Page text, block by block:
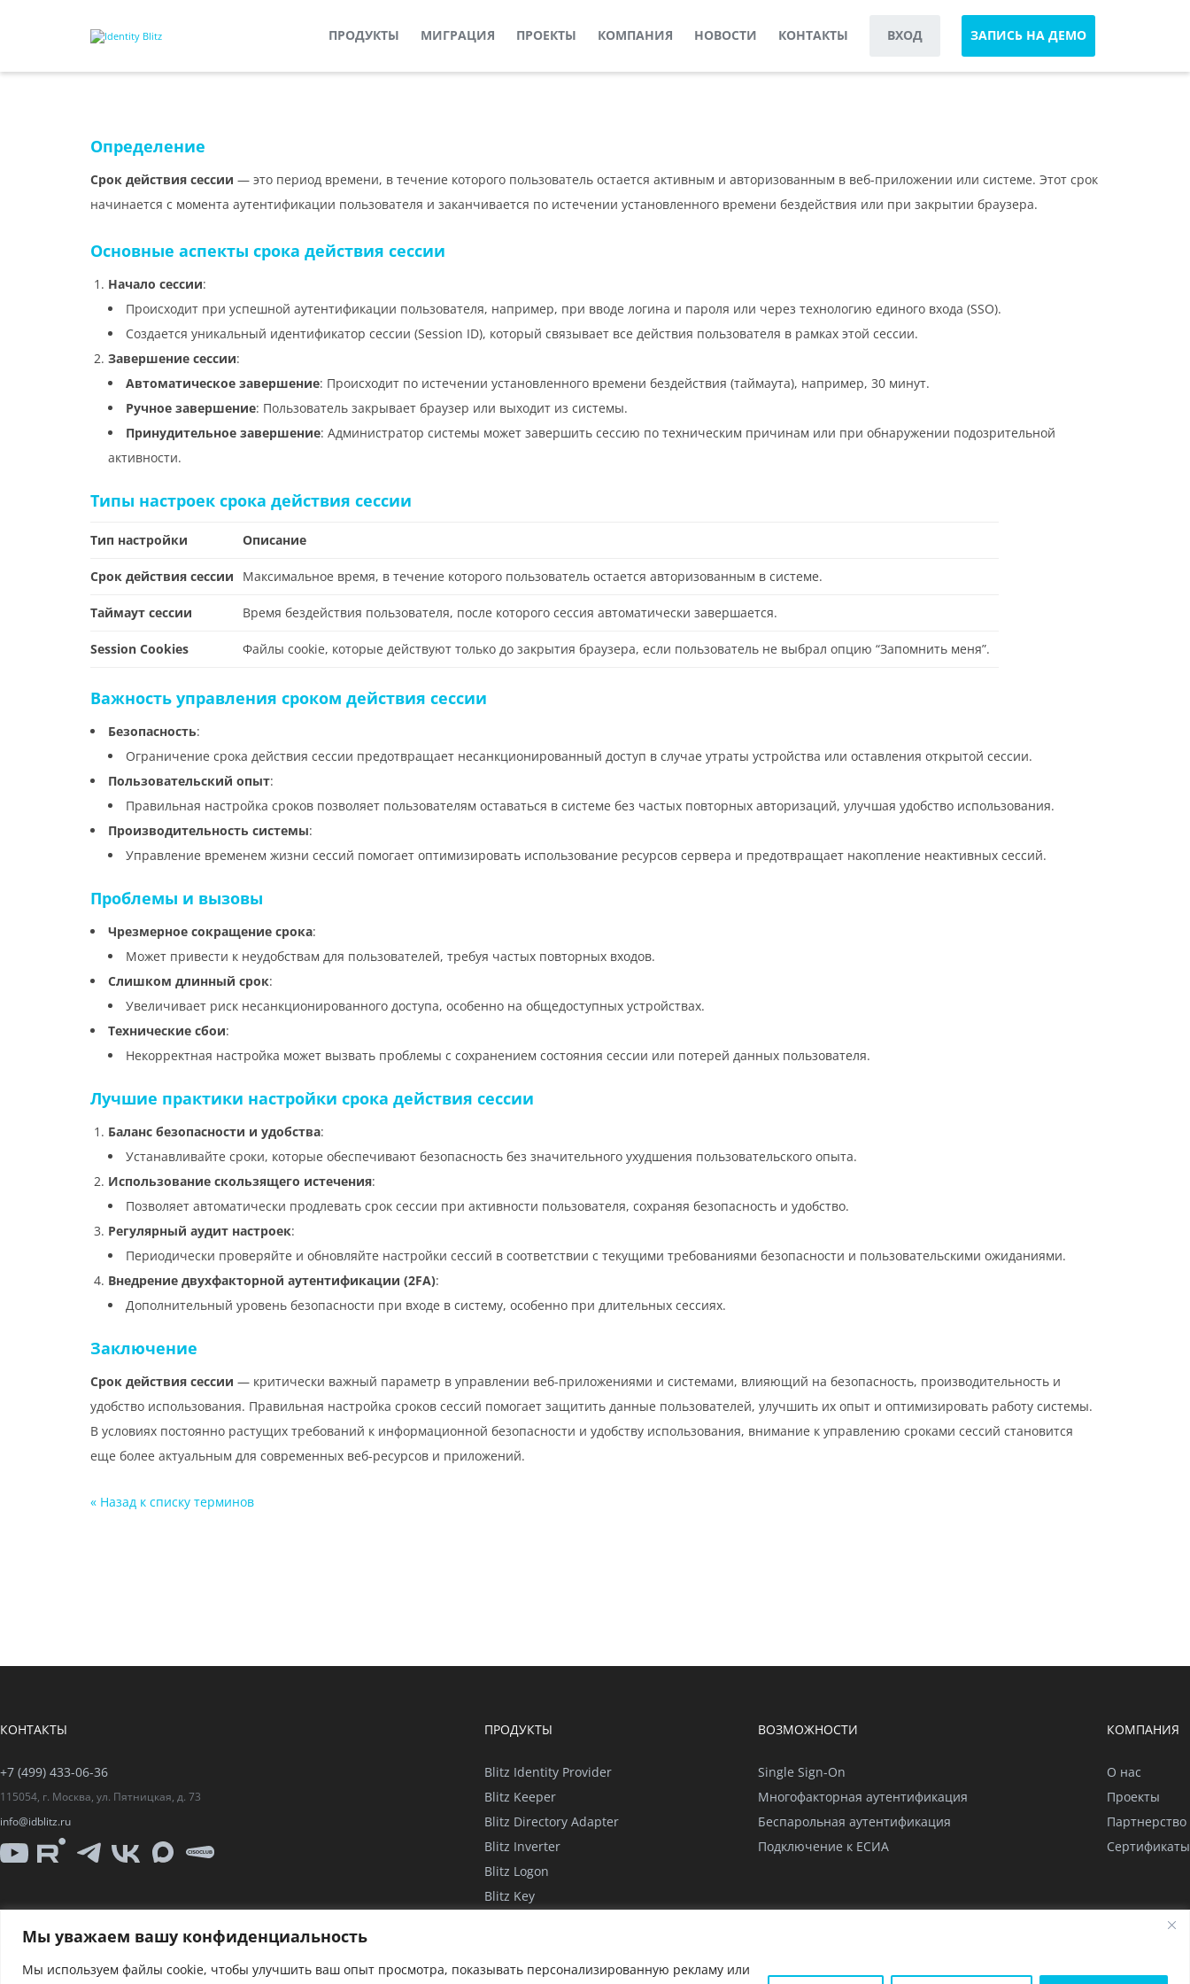
Мы уважаем вашу конфиденциальность
Мы используем файлы cookie, чтобы улучшить ваш опыт просмотра, показывать персонализированную рекламу или
ПРОДУКТЫ МИГРАЦИЯ ПРОЕКТЫ КОМПАНИЯ НОВОСТИ КОНТАКТЫ ВХОД ЗАПИСЬ НА ДЕМО
Определение
Срок действия сессии — это период времени, в течение которого пользователь остается активным и авторизованным в веб-приложении или системе. Этот срок
начинается с момента аутентификации пользователя и заканчивается по истечении установленного времени бездействия или при закрытии браузера.
Основные аспекты срока действия сессии
Начало сессии:
Происходит при успешной аутентификации пользователя, например, при вводе логина и пароля или через технологию единого входа (SSO).
Создается уникальный идентификатор сессии (Session ID), который связывает все действия пользователя в рамках этой сессии.
Завершение сессии:
Автоматическое завершение: Происходит по истечении установленного времени бездействия (таймаута), например, 30 минут.
Ручное завершение: Пользователь закрывает браузер или выходит из системы.
Принудительное завершение: Администратор системы может завершить сессию по техническим причинам или при обнаружении подозрительной
активности.
Типы настроек срока действия сессии
Тип настройки Описание
Срок действия сессии Максимальное время, в течение которого пользователь остается авторизованным в системе.
Таймаут сессии Время бездействия пользователя, после которого сессия автоматически завершается.
Session Cookies Файлы cookie, которые действуют только до закрытия браузера, если пользователь не выбрал опцию “Запомнить меня”.
Важность управления сроком действия сессии
Безопасность:
Ограничение срока действия сессии предотвращает несанкционированный доступ в случае утраты устройства или оставления открытой сессии.
Пользовательский опыт:
Правильная настройка сроков позволяет пользователям оставаться в системе без частых повторных авторизаций, улучшая удобство использования.
Производительность системы:
Управление временем жизни сессий помогает оптимизировать использование ресурсов сервера и предотвращает накопление неактивных сессий.
Проблемы и вызовы
Чрезмерное сокращение срока:
Может привести к неудобствам для пользователей, требуя частых повторных входов.
Слишком длинный срок:
Увеличивает риск несанкционированного доступа, особенно на общедоступных устройствах.
Технические сбои:
Некорректная настройка может вызвать проблемы с сохранением состояния сессии или потерей данных пользователя.
Лучшие практики настройки срока действия сессии
Баланс безопасности и удобства:
Устанавливайте сроки, которые обеспечивают безопасность без значительного ухудшения пользовательского опыта.
Использование скользящего истечения:
Позволяет автоматически продлевать срок сессии при активности пользователя, сохраняя безопасность и удобство.
Регулярный аудит настроек:
Периодически проверяйте и обновляйте настройки сессий в соответствии с текущими требованиями безопасности и пользовательскими ожиданиями.
Внедрение двухфакторной аутентификации (2FA):
Дополнительный уровень безопасности при входе в систему, особенно при длительных сессиях.
Заключение
Срок действия сессии — критически важный параметр в управлении веб-приложениями и системами, влияющий на безопасность, производительность и
удобство использования. Правильная настройка сроков сессий помогает защитить данные пользователей, улучшить их опыт и оптимизировать работу системы.
В условиях постоянно растущих требований к информационной безопасности и удобству использования, внимание к управлению сроками сессий становится
еще более актуальным для современных веб-ресурсов и приложений.
« Назад к cписку терминов
КОНТАКТЫ
+7 (499) 433-06-36
115054, г. Москва, ул. Пятницкая, д. 73
info@idblitz.ru
YouTubeRutube Telegram
VK Max
CISO
ПРОДУКТЫ
Blitz Identity Provider
Blitz Keeper
Blitz Directory Adapter
Blitz Inverter
Blitz Logon
Blitz Key
ВОЗМОЖНОСТИ
Single Sign-On
Многофакторная аутентификация
Беспарольная аутентификация
Подключение к ЕСИА
КОМПАНИЯ
О нас
Проекты
Партнерство
Сертификаты
Политика конфиденциальности и условия использования файлов cookie Политика конфиденциальности для мобильного приложения